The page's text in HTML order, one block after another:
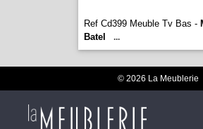
Ref Cd399 Meuble Tv Bas -
Batel
...
© 2026 La Meublerie